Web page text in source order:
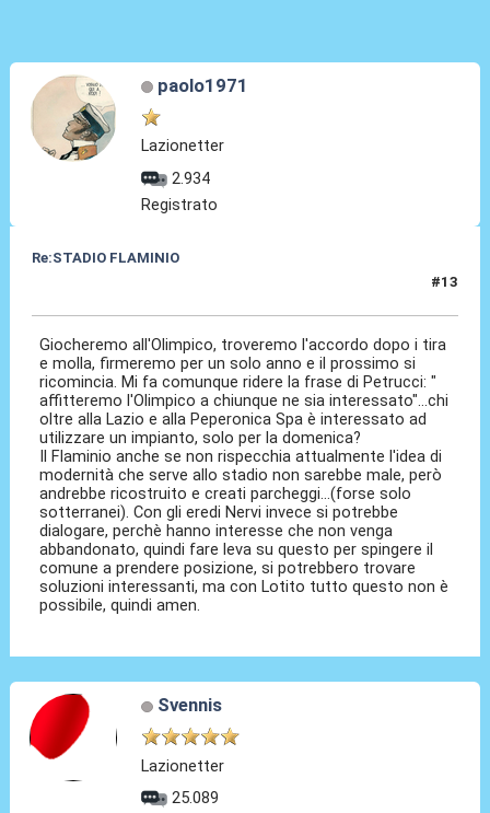
paolo1971
Lazionetter
2.934
Registrato
Re:STADIO FLAMINIO
#13
Giocheremo all'Olimpico, troveremo l'accordo dopo i tira
e molla, firmeremo per un solo anno e il prossimo si
ricomincia. Mi fa comunque ridere la frase di Petrucci: "
affitteremo l'Olimpico a chiunque ne sia interessato"...chi
oltre alla Lazio e alla Peperonica Spa è interessato ad
utilizzare un impianto, solo per la domenica?
Il Flaminio anche se non rispecchia attualmente l'idea di
modernità che serve allo stadio non sarebbe male, però
andrebbe ricostruito e creati parcheggi...(forse solo
sotterranei). Con gli eredi Nervi invece si potrebbe
dialogare, perchè hanno interesse che non venga
abbandonato, quindi fare leva su questo per spingere il
comune a prendere posizione, si potrebbero trovare
soluzioni interessanti, ma con Lotito tutto questo non è
possibile, quindi amen.
Svennis
Lazionetter
25.089